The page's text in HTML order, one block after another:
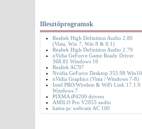
Illesztőprogramok
Realtek High Definition Audio 2.80
(Vista, Win 7, Win 8 & 8.1)
Realtek High Definition Audio 2.79
nVidia GeForce Game Ready Driver
368.81 Windows 10
Realtek AC'97
Nvidia GeForce Desktop 355.98 Win10
nVidia Graphics (Vista / Windows 7-8)
Intel PRO/Wireless & WiFi Link 17.1.0
Windows 7
PIXMA iP4200 drivers
AMILO Pro V2055 audio
hama pc webcam AC 100